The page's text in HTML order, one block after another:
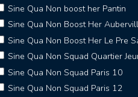
Sine Qua Non boost her Pantin
Sine Qua Non Boost Her
Sine Qua Non Boost Her Le Pre
Sine Qua Non Squad Quartier
Sine Qua Non Squad Paris 10
Sine Qua Non Squad Paris 12